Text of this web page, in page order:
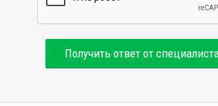
Получить ответ от